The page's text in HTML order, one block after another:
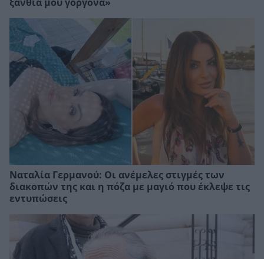
ξανθιά μου γοργόνα»
Ναταλία Γερμανού: Οι ανέμελες στιγμές των
διακοπών της και η πόζα με μαγιό που έκλεψε τις
εντυπώσεις